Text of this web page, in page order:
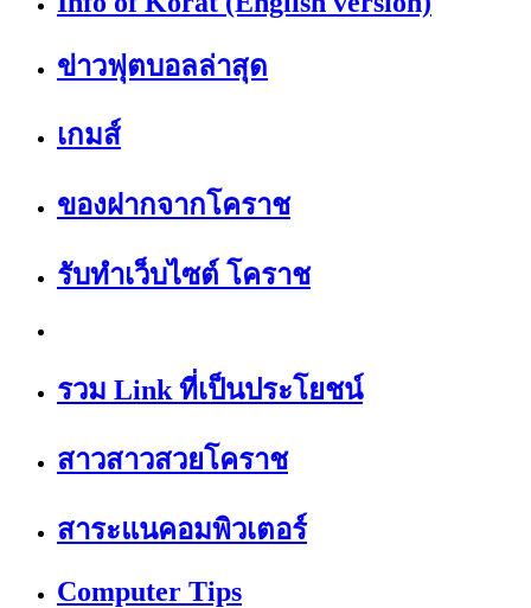
ข่าวฟุตบอลล่าสุด
เกมส์
ของฝากจากโคราช
รับทำเว็บไซต์ โคราช
รวม Link ที่เป็นประโยชน์
สาวสาวสวยโคราช
สาระแนคอมพิวเตอร์
Computer Tips